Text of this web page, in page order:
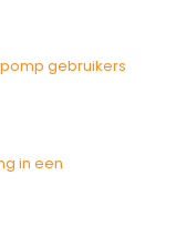
gebruikers
in een